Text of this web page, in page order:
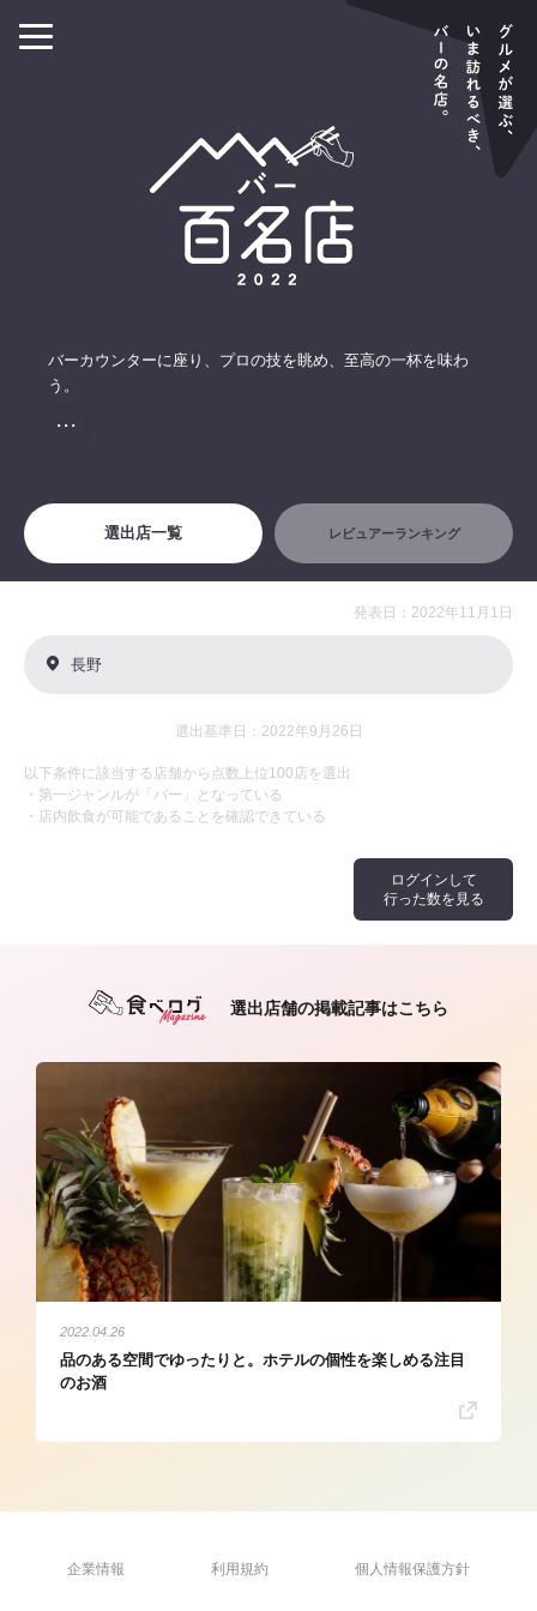
バーカウンターに座り、プロの技を眺め、至高の一杯を味わ
う。
・・・
選出店一覧 レビュアーランキング
ログインして
行った数を見る
発表日：2022年11月1日
長野
選出基準日：2022年9月26日
以下条件に該当する店舗から点数上位100店を選出
・第一ジャンルが「バー」となっている
・店内飲食が可能であることを確認できている
選出店舗の掲載記事はこちら
2022.04.26
品のある空間でゆったりと。ホテルの個性を楽しめる注目
のお酒
企業情報 利用規約 個人情報保護方針